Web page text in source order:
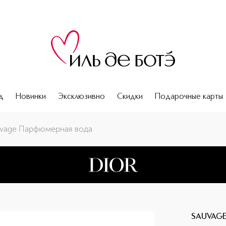
Новинки Эксклюзивно Скидки Подарочные карты
Парфюмерная вода